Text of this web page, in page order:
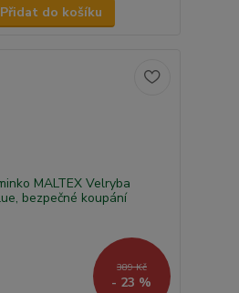
Přidat do košíku
389 Kč
- 23 %